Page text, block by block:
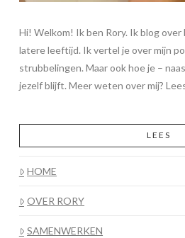
Hi! Welkom! Ik ben Rory. Ik blog
latere leeftijd. Ik vertel je over mijn
strubbelingen. Maar ook hoe je –
jezelf blijft. Meer weten over mij?
LEES
HOME
OVER RORY
SAMENWERKEN